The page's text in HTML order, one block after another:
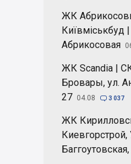
ЖК
Київміськбуд
Абрикосовая
ЖК Scandia |
Бровары, ул.
27 04.08  3 037
ЖК
Киевгорстрой,